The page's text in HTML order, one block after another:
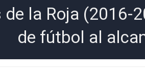
de la Roja (2016-
de fútbol al